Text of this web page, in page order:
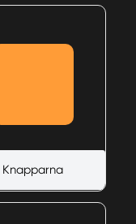
Knapparna